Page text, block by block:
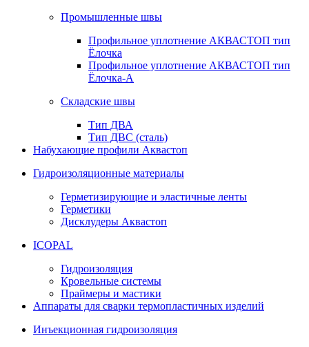
Промышленные швы
Профильное уплотнение АКВАСТОП тип
Ёлочка
Профильное уплотнение АКВАСТОП тип
Ёлочка-А
Складские швы
Тип ДВА
Тип ДВС (сталь)
Набухающие профили Аквастоп
Гидроизоляционные материалы
Герметизирующие и эластичные ленты
Герметики
Дисклудеры Аквастоп
ICOPAL
Гидроизоляция
Кровельные системы
Праймеры и мастики
Аппараты для сварки термопластичных изделий
Инъекционная гидроизоляция